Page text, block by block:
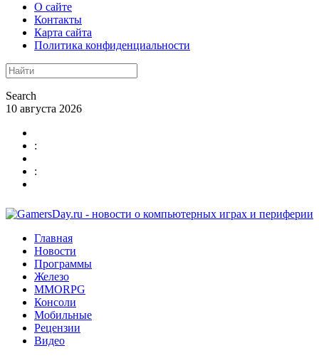
О сайте
Контакты
Карта сайта
Политика конфиденциальности
Search
10 августа 2026
:
:
Главная
Новости
Программы
Железо
MMORPG
Консоли
Мобильные
Рецензии
Видео